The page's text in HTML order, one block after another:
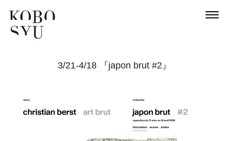
3/21-4/18 『japon brut #2』